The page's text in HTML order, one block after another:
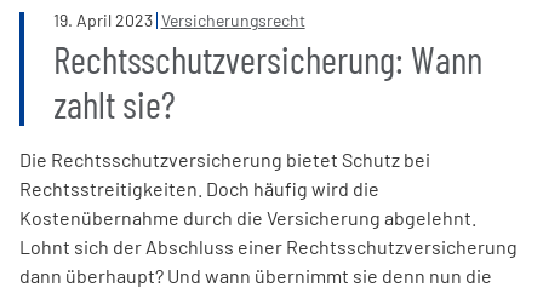
19. April 2023 Versicherungsrecht
Rechtsschutzversicherung: Wann
zahlt sie?
Die Rechtsschutzversicherung bietet Schutz bei
Rechtsstreitigkeiten. Doch häufig wird die
Kostenübernahme durch die Versicherung abgelehnt.
Lohnt sich der Abschluss einer Rechtsschutzversicherung
dann überhaupt? Und wann übernimmt sie denn nun die